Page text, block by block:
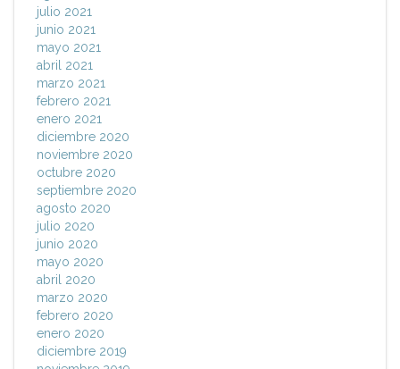
julio 2021
junio 2021
mayo 2021
abril 2021
marzo 2021
febrero 2021
enero 2021
diciembre 2020
noviembre 2020
octubre 2020
septiembre 2020
agosto 2020
julio 2020
junio 2020
mayo 2020
abril 2020
marzo 2020
febrero 2020
enero 2020
diciembre 2019